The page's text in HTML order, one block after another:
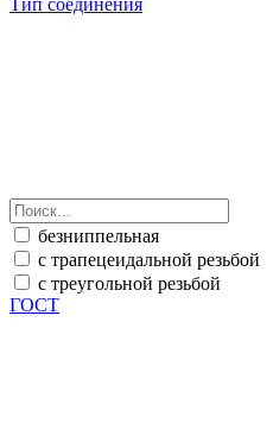
безниппельная
с трапецеидальной резьбой
с треугольной резьбой
ГОСТ